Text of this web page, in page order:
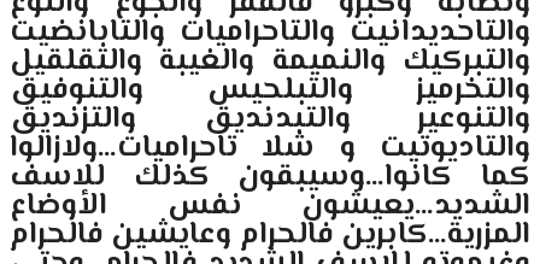
والتاحديدانيت والتاحراميات والتابانضيت
والتبركيك والنميمة والغيبة والتقلقيل
والتخرميز والتبلحيس والتنوفيق
والتنوعير والتبدنديق والتزنديق
والتاديوتيت و شلا تاحراميات…ولازالوا
كما كانوا…وسيبقون كذلك للاسف
الشديد…يعيشون نفس الأوضاع
المزرية…كابرين فالحرام وعايشين فالحرام